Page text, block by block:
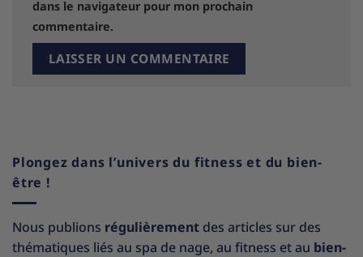
dans le navigateur pour mon prochain
commentaire.
Plongez dans l’univers du fitness et du bien-
être !
Nous publions régulièrement des articles sur des
thématiques liés au spa de nage, au fitness et au bien-